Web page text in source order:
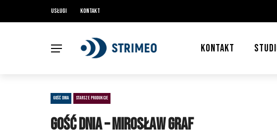
Usługi Kontakt
KONTAKT
GOŚĆ DNIA STARSZE PRODUKCJE
Gość Dnia – Mirosław Graf